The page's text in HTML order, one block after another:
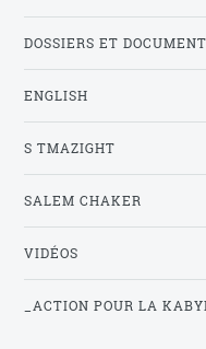
DOSSIERS ET
ENGLISH
S TMAZIGHT
SALEM CHAKER
VIDÉOS
_ACTION POUR LA